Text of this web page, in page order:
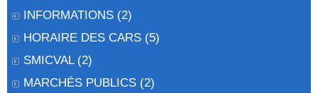
INFORMATIONS (2)
HORAIRE DES CARS (5)
SMICVAL (2)
MARCHÉS PUBLICS (2)